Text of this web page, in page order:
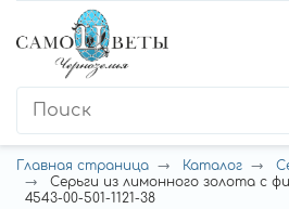
Главная страница Каталог
Серьги из лимонного золота с
4543-00-501-1121-38